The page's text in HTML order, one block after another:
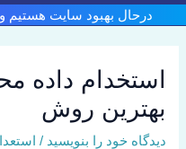
پرش
به
درحال بهبود سایت هستیم
بهترین روش
دیدگاه‌ خود را بنویسید /